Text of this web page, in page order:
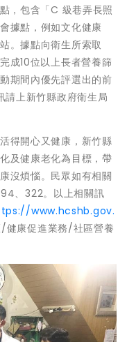
，包含「C 級巷弄長照
據點，例如文化健康
。據點向衛生所索取
成10位以上長者營養篩
期間內優先評選出的前
請上新竹縣政府衛生局
得開心又健康，新竹縣
及健康老化為目標，帶
沒煩惱。民眾如有相關
、322。以上相關訊
www.hcshb.gov.
健康促進業務/社區營養